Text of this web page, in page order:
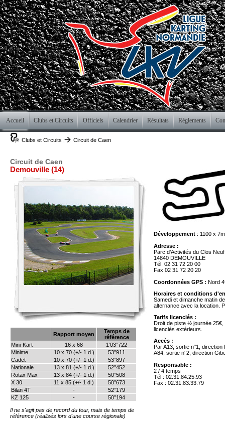
Accueil Clubs et Circuits Officiels Calendrier Résultats Règlements
Clubs et Circuits Circuit de Caen
Circuit de Caen
Demouville (14)
Rapport moyen
Temps de
référence
Mini-Kart
16 x 68
1’03”722
Minime
10 x 70 (+/- 1 d.)
53”911
Cadet
10 x 70 (+/- 1 d.)
53”897
Nationale
13 x 81 (+/- 1 d.)
52”452
Rotax Max
13 x 84 (+/- 1 d.)
50”508
X 30
11 x 85 (+/- 1 d.)
50”673
Bilan 4T
-
52”179
KZ 125
- 50”194
Il ne s'agit pas de record du tour, mais de temps de
référence (réalisés lors d'une course régionale)
Développement : 1100 x
Adresse :
Parc d’Activités du Clos Neuf
14840 DEMOUVILLE
Tél. 02 31 72 20 00
Fax 02 31 72 20 20
Coordonnées GPS : Nord
Horaires et conditions
Samedi et dimanche matin
alternance avec la location.
Tarifs licenciés :
Droit de piste ½ journée 25€,
licenciés extérieurs.
Accès :
Par A13, sortie n°1,
A84, sortie n°2, direction
Responsable :
2 / 4 temps
Tél : 02.31.84.25.93
Fax : 02.31.83.33.79